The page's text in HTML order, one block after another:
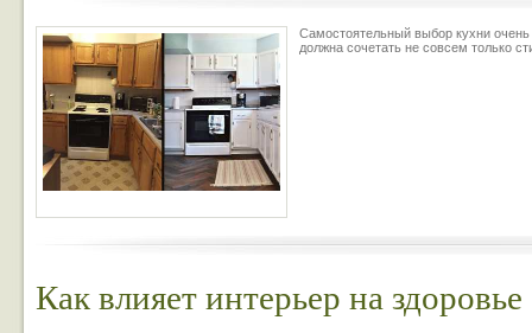
Самостоятельный выбор кухни
должна сочетать не совсем только
Как влияет интерьер на здоровье